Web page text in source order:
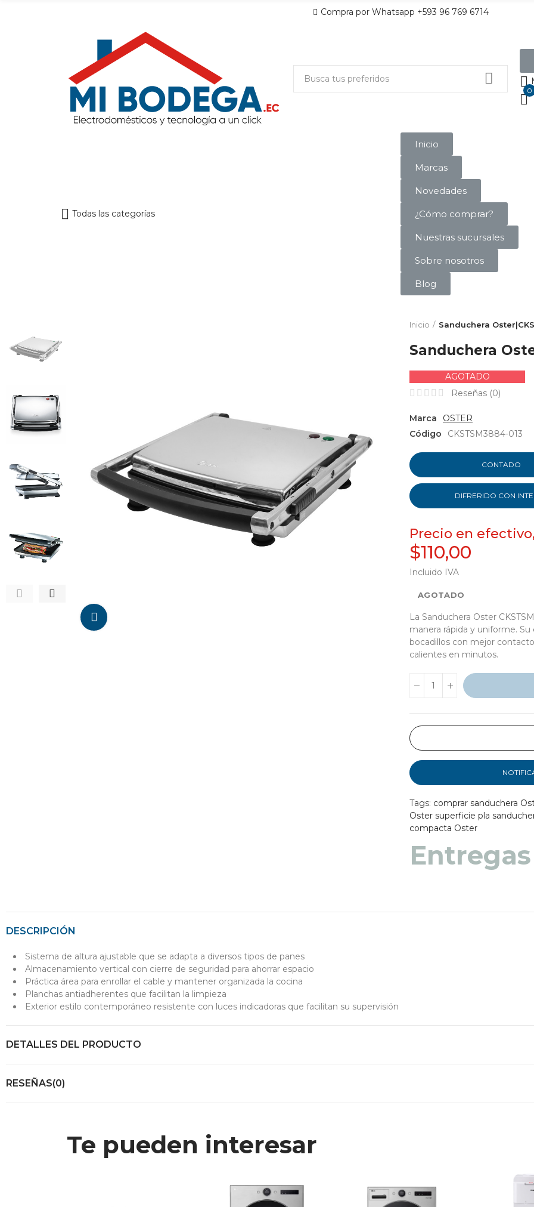
Compra por Whatsapp +593 96 769 6714
0
Todas las categorías
Inicio
Marcas
Novedades
¿Cómo comprar?
Nuestras sucursales
Sobre nosotros
Blog
Inicio Sanduchera
Sanduchera
AGOTADO
Reseñas (0)
Marca
OSTER
Código
CKSTSM3884-013
CONTADO
DIFRERIDO CON
Precio en
$110,00
Incluido IVA
AGOTADO
La Sanduchera Oster
manera rápida y uniforme.
bocadillos con mejor
calientes en minutos.
Tags: comprar sanduchera
Oster superficie pla
compacta Oster
DESCRIPCIÓN
Sistema de altura ajustable que se adapta a diversos tipos de panes
Almacenamiento vertical con cierre de seguridad para ahorrar espacio
Práctica área para enrollar el cable y mantener organizada la cocina
Planchas antiadherentes que facilitan la limpieza
Exterior estilo contemporáneo resistente con luces indicadoras que facilitan su supervisión
DETALLES DEL PRODUCTO
RESEÑAS(0)
Te pueden interesar